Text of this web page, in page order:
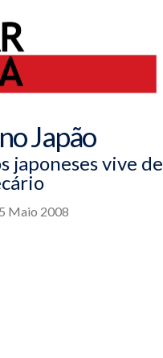
Japão
japoneses vive de
Maio 2008